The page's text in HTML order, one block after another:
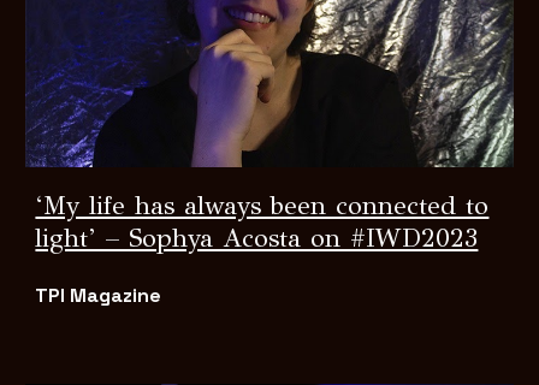
‘My life has always been connected to
light’ – Sophya Acosta on #IWD2023
TPI Magazine